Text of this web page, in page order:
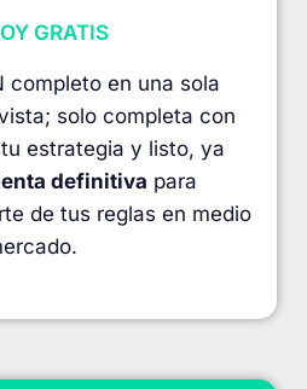
GRATIS
completo en una sola
solo completa con
estrategia y listo, ya
definitiva para
de tus reglas en medio